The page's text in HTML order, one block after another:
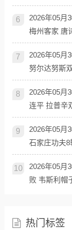
6
2026年05月
梅州客家 唐
7
2026年05月
努尔达努斯
8
2026年05月
连平 拉普辛
9
2026年05月
石家庄功夫
10
2026年05月
败 韦斯利帽
热门标签